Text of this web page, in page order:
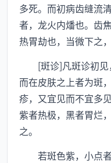
多死。而初病齿缝流
者，龙火内燔也。齿
热胃劫也，当微下之
[斑诊]凡斑诊初见
而在皮肤之上者为斑
疹，又宜见而不宜多
紫者热极，黑者胃烂
之。
若斑色紫，小点者